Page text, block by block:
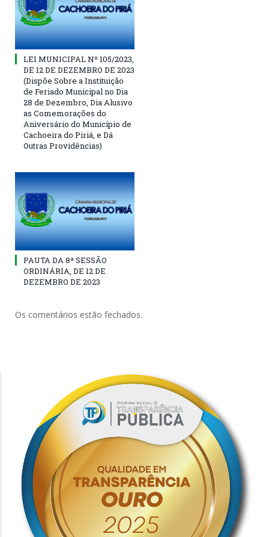
LEI MUNICIPAL Nº 105/2023,
DE 12 DE DEZEMBRO DE 2023
(Dispõe Sobre a Instituição
de Feriado Municipal no Dia
28 de Dezembro, Dia Alusivo
as Comemorações do
Aniversário do Município de
Cachoeira do Piriá, e Dá
Outras Providências)
PAUTA DA 8ª SESSÃO
ORDINÁRIA, DE 12 DE
DEZEMBRO DE 2023
Os comentários estão fechados.